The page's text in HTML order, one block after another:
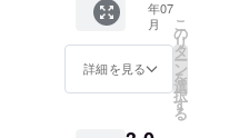
たいお
名前を
記入し
てくだ
みま
しょ
う！！
ご来店
時に支
援者画
年07
月
詳細を見る
こ
の
リ
タ
ー
ン
を
選
択
す
る